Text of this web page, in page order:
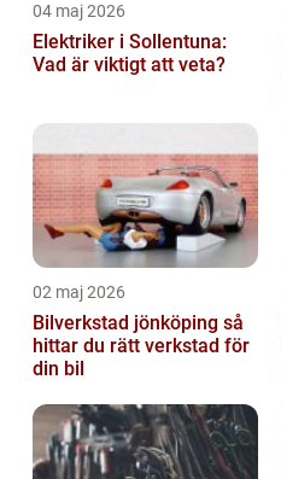
04 maj 2026
Elektriker i Sollentuna:
Vad är viktigt att veta?
02 maj 2026
Bilverkstad jönköping så
hittar du rätt verkstad för
din bil